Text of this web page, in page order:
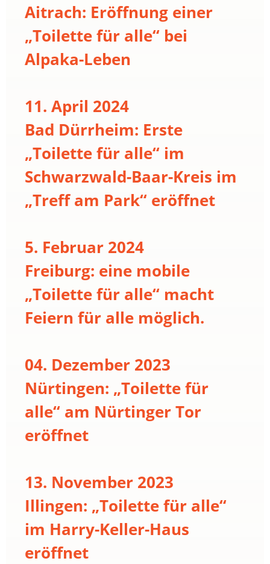
Aitrach: Eröffnung einer
„Toilette für alle“ bei
Alpaka-Leben
11. April 2024
Bad Dürrheim: Erste
„Toilette für alle“ im
Schwarzwald-Baar-Kreis im
„Treff am Park“ eröffnet
5. Februar 2024
Freiburg: eine mobile
„Toilette für alle“ macht
Feiern für alle möglich.
04. Dezember 2023
Nürtingen: „Toilette für
alle“ am Nürtinger Tor
eröffnet
13. November 2023
Illingen: „Toilette für alle“
im Harry-Keller-Haus
eröffnet